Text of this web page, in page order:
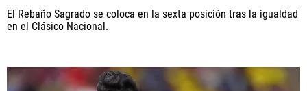
El Rebaño Sagrado se coloca en la sexta posición tras la igualdad
en el Clásico Nacional.